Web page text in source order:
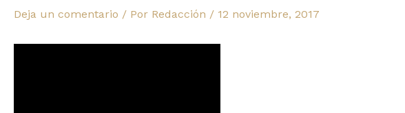
Deja un comentario / Por Redacción / 12 noviembre, 2017